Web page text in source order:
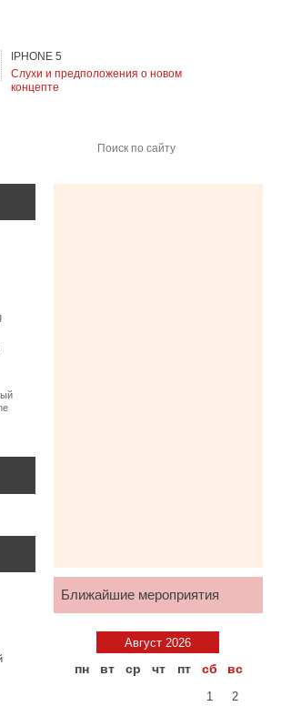
IPHONE 5
Слухи и предположения о новом
концепте
Поиск по сайту
Ближайшие мероприятия
Август 2026
пн вт ср чт пт сб вс
1
2